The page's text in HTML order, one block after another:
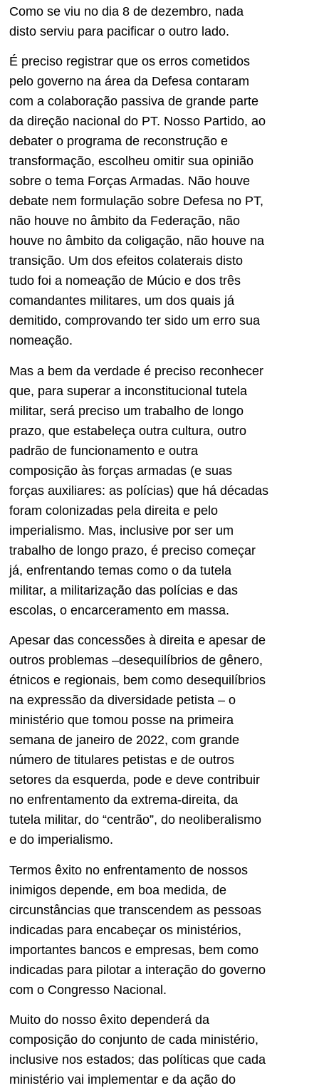
Como se viu no dia 8 de dezembro, nada
disto serviu para pacificar o outro lado.
É preciso registrar que os erros cometidos
pelo governo na área da Defesa contaram
com a colaboração passiva de grande parte
da direção nacional do PT. Nosso Partido, ao
debater o programa de reconstrução e
transformação, escolheu omitir sua opinião
sobre o tema Forças Armadas. Não houve
debate nem formulação sobre Defesa no PT,
não houve no âmbito da Federação, não
houve no âmbito da coligação, não houve na
transição. Um dos efeitos colaterais disto
tudo foi a nomeação de Múcio e dos três
comandantes militares, um dos quais já
demitido, comprovando ter sido um erro sua
nomeação.
Mas a bem da verdade é preciso reconhecer
que, para superar a inconstitucional tutela
militar, será preciso um trabalho de longo
prazo, que estabeleça outra cultura, outro
padrão de funcionamento e outra
composição às forças armadas (e suas
forças auxiliares: as polícias) que há décadas
foram colonizadas pela direita e pelo
imperialismo. Mas, inclusive por ser um
trabalho de longo prazo, é preciso começar
já, enfrentando temas como o da tutela
militar, a militarização das polícias e das
escolas, o encarceramento em massa.
Apesar das concessões à direita e apesar de
outros problemas –desequilíbrios de gênero,
étnicos e regionais, bem como desequilíbrios
na expressão da diversidade petista – o
ministério que tomou posse na primeira
semana de janeiro de 2022, com grande
número de titulares petistas e de outros
setores da esquerda, pode e deve contribuir
no enfrentamento da extrema-direita, da
tutela militar, do “centrão”, do neoliberalismo
e do imperialismo.
Termos êxito no enfrentamento de nossos
inimigos depende, em boa medida, de
circunstâncias que transcendem as pessoas
indicadas para encabeçar os ministérios,
importantes bancos e empresas, bem como
indicadas para pilotar a interação do governo
com o Congresso Nacional.
Muito do nosso êxito dependerá da
composição do conjunto de cada ministério,
inclusive nos estados; das políticas que cada
ministério vai implementar e da ação do